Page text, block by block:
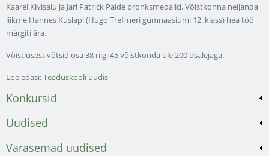
Kaarel Kivisalu ja Jarl Patrick Paide pronksmedalid. Võistkonna neljanda
liikme Hannes Kuslapi (Hugo Treffneri gümnaasiumi 12. klass) hea töö
märgiti ära.
Võistlusest võtsid osa 38 riigi 45 võistkonda üle 200 osalejaga.
Loe edasi:Teaduskooli uudis
Konkursid
Uudised
Varasemad uudised